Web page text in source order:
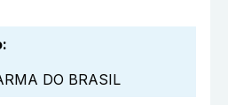
:
DO BRASIL